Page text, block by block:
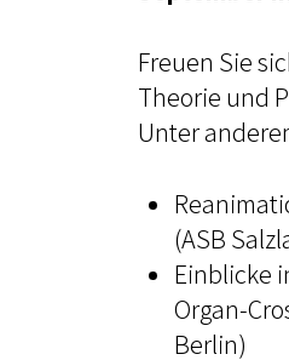
Freuen Sie
Theorie und
Unter
(ASB
Einblicke
Organ-
Berlin)